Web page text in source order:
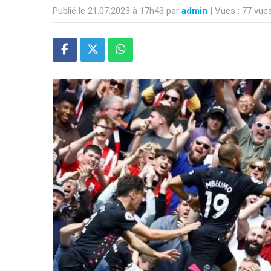
Publié le 21.07.2023 à 17h43 par admin | Vues : 77